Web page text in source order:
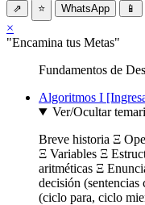
⇗ ⭐ WhatsApp 📱
×
"Encamina tus Metas"
Fundamentos de
Algoritmos I
Ver/Ocultar
Breve historia Ξ
Ξ Variables Ξ
aritméticas Ξ
decisión
(ciclo para, ciclo